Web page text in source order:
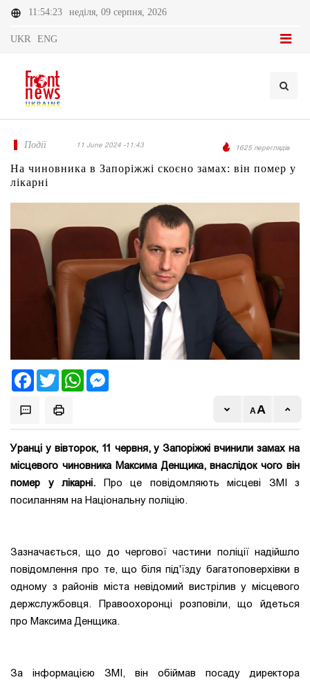
11:54:23 неділя, 09 серпня, 2026
UKR ENG
Події 11 June 2024 -11:43 1625 переглядів
На чиновника в Запоріжжі скоєно замах: він помер у
лікарні
FacebookTwitter WhatsApp
Уранці у вівторок, 11 червня, у Запоріжжі вчинили замах на
місцевого чиновника Максима Денщика, внаслідок чого він
помер у лікарні. Про це повідомляють місцеві ЗМІ з
посиланням на Національну поліцію.
Зазначається, що до чергової частини поліції надійшло
повідомлення про те, що біля під'їзду багатоповерхівки в
одному з районів міста невідомий вистрілив у місцевого
держслужбовця. Правоохоронці розповіли, що йдеться
про Максима Денщика.
За інформацією ЗМІ, він обіймав посаду директора